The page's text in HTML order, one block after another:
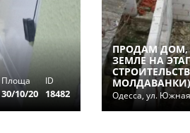
Площа
30/10/20
ID
18482
ПРОДАМ ДОМ,
ЗЕМЛЕ НА
МОЛДАВАНКИ)
Одесса, ул. Южная